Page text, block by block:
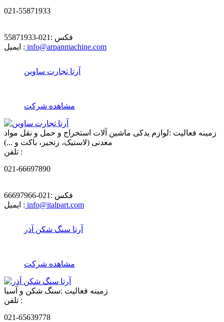
021-55871933
فکس : 021-55871933
ایمیل : info@arpanmachine.com
آرتا تجارت ساوین
مشاهده شرکت
زمینه فعالیت :لوازم یدکی ماشین آلات استخراج و حمل و نقل مواد
معدنی (لاستیک، زنجیر، باکت و ...)
تلفن :
021-66697890
فکس : 021-66697966
ایمیل : info@italpart.com
آرتا سنگ شکن آذر
مشاهده شرکت
زمینه فعالیت :سنگ شکن و آسیا
تلفن :
021-65639778